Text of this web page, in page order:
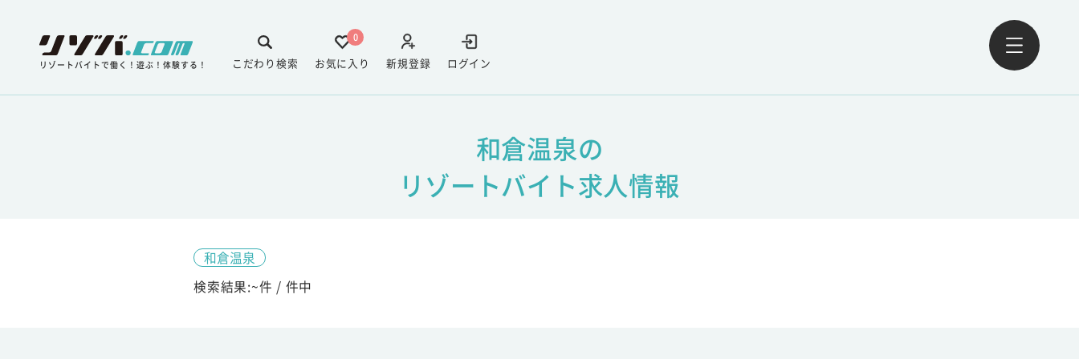
リゾートバイトで働く！遊ぶ！体験する！ ログイン
新規登録
0
お気に入り
こだわり検索
和倉温泉の
リゾートバイト求人情報
和倉温泉
検索結果:~件 / 件中